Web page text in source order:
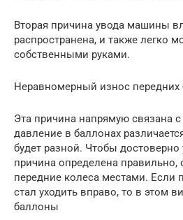
Вторая причина увода машины
распространена, и также легко
собственными руками.
Неравномерный износ передних
Эта причина напрямую связана
давление в баллонах
будет разной. Чтобы достоверно
причина определена правильно,
передние колеса местами. Если
стал уходить вправо, то в этом
баллоны